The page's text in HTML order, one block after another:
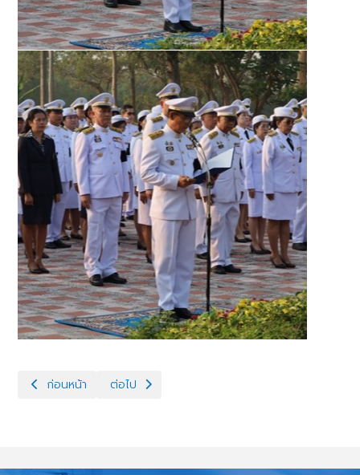
เนื้อหาก่อนหน้า: โครงการพัฒนาศูนย์เรียนรู้การเพิ่มประสิทธิภาพกา
ก่อนหน้า เนื้อหาถัดไป: ประชุมคณะอนุกรรมการกลั่นกรองกา
ต่อไป